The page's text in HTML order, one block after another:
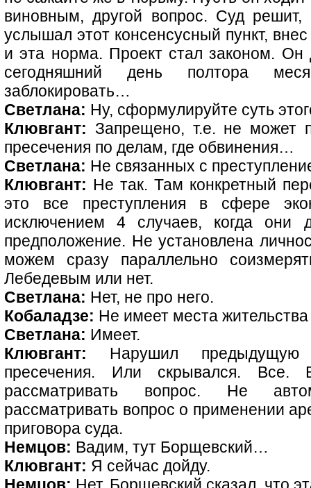
виновным, другой вопрос. Суд решит,
услышал этот консенсусный пункт,
и эта норма. Проект стал законом. Он
сегодняшний день полтора
заблокировать…
Светлана: Ну, сформулируйте суть
Клювгант: Запрещено, т.е. не может
пресечения по делам, где обвинения…
Светлана: Не связанных с
Клювгант: Не так. Там конкретный
это все преступления в сфере
исключением 4 случаев, когда они
предположение. Не установлена
можем сразу параллельно
Лебедевым или нет.
Светлана: Нет, не про него.
Кобаладзе: Не имеет места
Светлана: Имеет.
Клювгант: Нарушил предыдущую
пресечения. Или скрывался.
рассматривать вопрос. Не
рассматривать вопрос о применении
приговора суда.
Немцов: Вадим, тут Борщевский…
Клювгант: Я сейчас дойду.